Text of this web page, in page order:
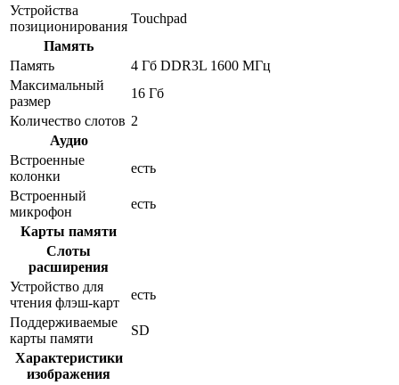
Устройства
позиционирования
Touchpad
Память
Память
4 Гб DDR3L 1600 МГц
Максимальный
размер
16 Гб
Количество слотов 2
Аудио
Встроенные
колонки
есть
Встроенный
микрофон
есть
Карты памяти
Слоты
расширения
Устройство для
чтения флэш-карт
есть
Поддерживаемые
карты памяти
SD
Характеристики
изображения